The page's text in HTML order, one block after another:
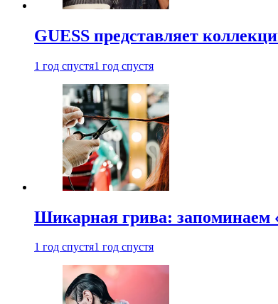
GUESS представляет
1 год спустя1 год спустя
Шикарная грива:
1 год спустя1 год спустя